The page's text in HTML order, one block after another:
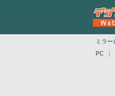
ミラー
PC